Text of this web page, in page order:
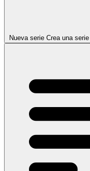
Nueva serie Crea una